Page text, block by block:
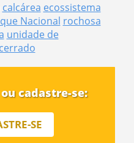
calcárea ecossistema
Nacional rochosa
unidade de
cerrado
cadastre-se:
SE